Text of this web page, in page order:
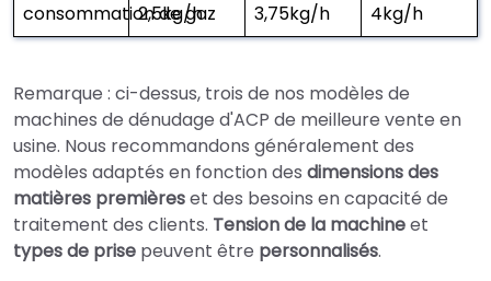
consommation de gaz
2,5kg/h 3,75kg/h 4kg/h
Remarque : ci-dessus, trois de nos modèles de
machines de dénudage d'ACP de meilleure vente en
usine. Nous recommandons généralement des
modèles adaptés en fonction des dimensions des
matières premièreset des besoins en capacité de
traitement des clients. Tension de la machineet
types de prise peuvent être personnalisés.